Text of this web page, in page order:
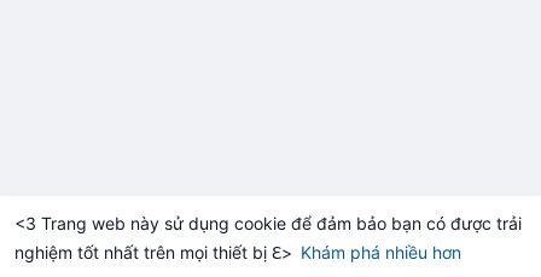
<3 Trang web này sử dụng cookie để đảm bảo bạn có được trải
nghiệm tốt nhất trên mọi thiết bị ℇ> Khám phá nhiều hơn
$1,916.95 -0.11% Solana SOL $76.42 +2.10%